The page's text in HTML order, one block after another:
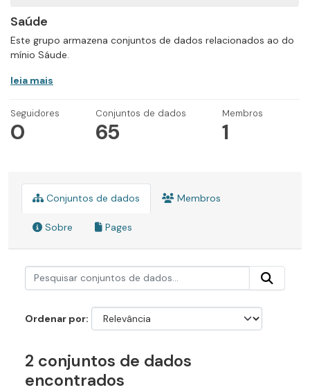
Saúde
Este grupo armazena conjuntos de dados relacionados ao do
mínio Sáude.
leia mais
Seguidores
0
Conjuntos de dados
65
Membros
1
Conjuntos de dados Membros
Sobre Pages
Ordenar por
2 conjuntos de dados
encontrados